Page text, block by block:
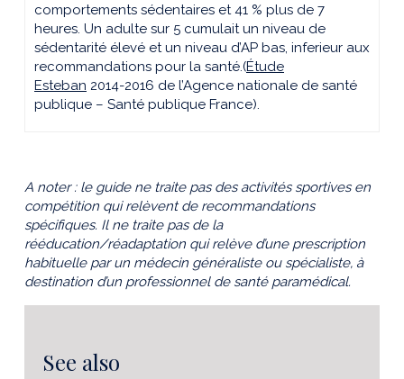
comportements sédentaires et 41 % plus de 7
heures. Un adulte sur 5 cumulait un niveau de
sédentarité élevé et un niveau d’AP bas, inferieur aux
recommandations pour la santé.(Étude
Esteban 2014-2016 de l’Agence nationale de santé
publique – Santé publique France).
A noter : le guide ne traite pas des activités sportives en
compétition qui relèvent de recommandations
spécifiques. Il ne traite pas de la
rééducation/réadaptation qui relève d’une prescription
habituelle par un médecin généraliste ou spécialiste, à
destination d’un professionnel de santé paramédical.
See also